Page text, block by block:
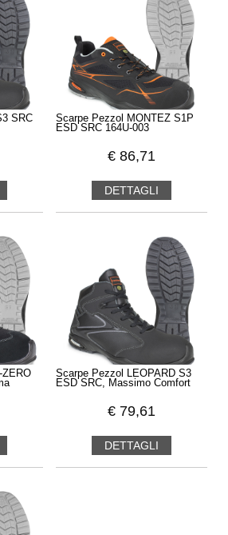
SRC
Scarpe Pezzol MONTEZ S1P
ESD SRC 164U-003
€ 86,71
DETTAGLI
Scarpe Pezzol LEOPARD S3
ESD SRC, Massimo Comfort
€ 79,61
DETTAGLI